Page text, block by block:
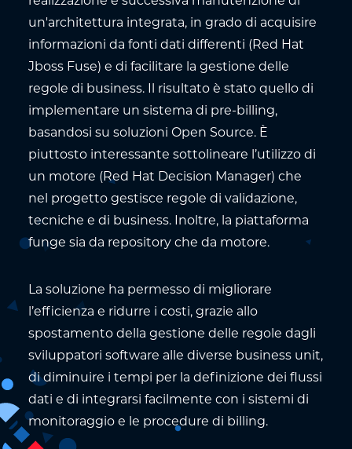
un'architettura integrata, in grado di acquisire
informazioni da fonti dati differenti (Red Hat
Jboss Fuse) e di facilitare la gestione delle
regole di business. Il risultato è stato quello di
implementare un sistema di pre-billing,
basandosi su soluzioni Open Source. È
piuttosto interessante sottolineare l’utilizzo di
un motore (Red Hat Decision Manager) che
nel progetto gestisce regole di validazione,
tecniche e di business. Inoltre, la piattaforma
funge sia da repository che da motore.
La soluzione ha permesso di migliorare
l’efficienza e ridurre i costi, grazie allo
spostamento della gestione delle regole dagli
sviluppatori software alle diverse business unit,
di diminuire i tempi per la definizione dei flussi
dati e di integrarsi facilmente con i sistemi di
monitoraggio e le procedure di billing.